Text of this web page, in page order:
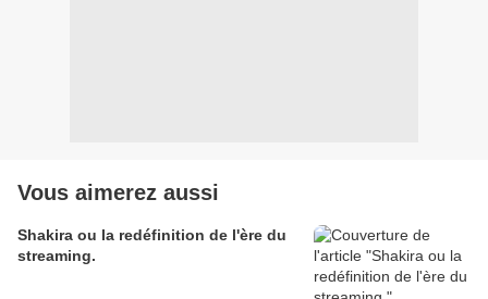
Vous aimerez aussi
Shakira ou la redéfinition de l'ère du
streaming.